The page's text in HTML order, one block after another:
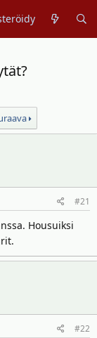
#21
Housuiksi
#22